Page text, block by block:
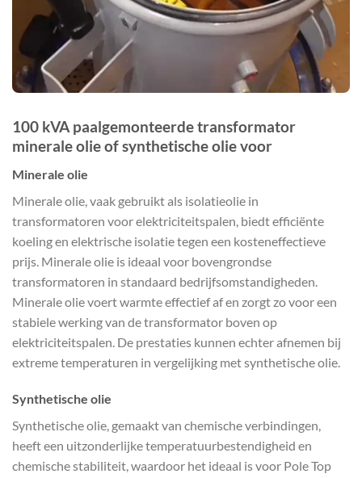
100 kVA paalgemonteerde transformator
minerale olie of synthetische olie voor
Minerale olie
Minerale olie, vaak gebruikt als isolatieolie in
transformatoren voor elektriciteitspalen, biedt efficiënte
koeling en elektrische isolatie tegen een kosteneffectieve
prijs. Minerale olie is ideaal voor bovengrondse
transformatoren in standaard bedrijfsomstandigheden.
Minerale olie voert warmte effectief af en zorgt zo voor een
stabiele werking van de transformator boven op
elektriciteitspalen. De prestaties kunnen echter afnemen bij
extreme temperaturen in vergelijking met synthetische olie.
Synthetische olie
Synthetische olie, gemaakt van chemische verbindingen,
heeft een uitzonderlijke temperatuurbestendigheid en
chemische stabiliteit, waardoor het ideaal is voor Pole Top